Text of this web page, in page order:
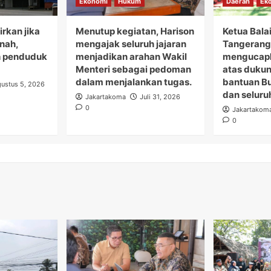
jika
penduduk
5, 2026
Menutup kegiatan, Harison
mengajak seluruh jajaran
menjadikan arahan Wakil
Menteri sebagai pedoman
dalam menjalankan tugas.
Jakartakoma
Juli 31, 2026
0
Ketua
atas
bantuan
dan
0